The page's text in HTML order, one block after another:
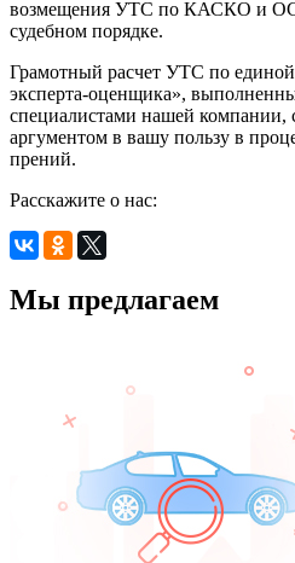
возмещения УТС по КАСКО и
судебном порядке.
Грамотный расчет УТС по
эксперта-оценщика»,
специалистами нашей компании,
аргументом в вашу пользу в
прений.
Расскажите о нас:
Мы предлагаем